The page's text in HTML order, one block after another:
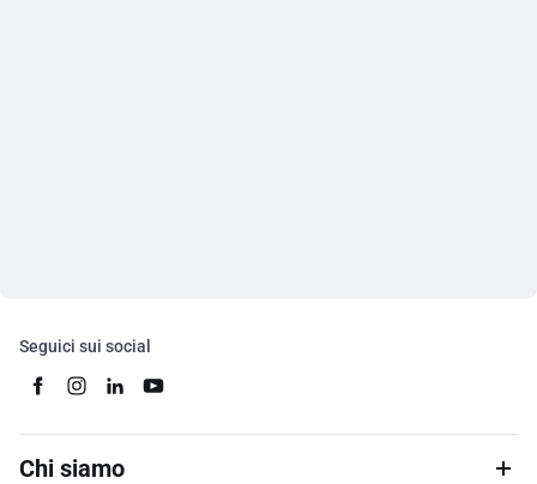
Seguici sui social
Chi siamo